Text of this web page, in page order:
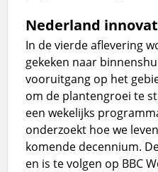
Nederland
In de vierde aflevering
gekeken naar
vooruitgang op het
om de plantengroei te
een wekelijks
onderzoekt hoe we
komende decennium.
en is te volgen op BBC